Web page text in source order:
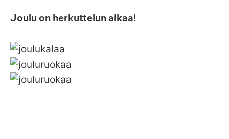
Joulu on herkuttelun aikaa!